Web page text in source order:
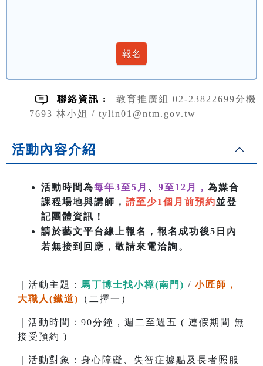
聯絡資訊 :
教育推廣組 02-23822699分機
7693 林小姐 / tylin01@ntm.gov.tw
活動內容介紹
活動時間為每年3至5月 、 9至12月， 為媒合
課程場地與講師， 請至少1個月前預約並登
記團體資訊！
請於藝文平台線上報名，報名成功後5日內
若無接到回應，敬請來電洽詢。
｜活動主題： 馬丁博士找小樟(南門) / 小匠師，
大職人(鐵道)
（二擇一）
｜活動時間：90分鐘，週二至週五 ( 連假期間 無
接受預約 )
｜活動對象：身心障礙、失智症據點及長者照服